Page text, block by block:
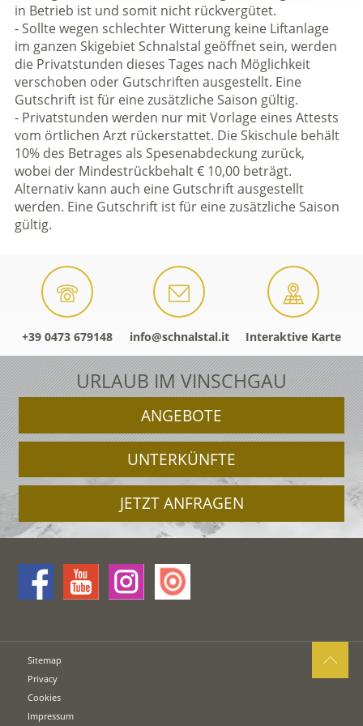
in Betrieb ist und somit nicht rückvergütet.
- Sollte wegen schlechter Witterung keine Liftanlage
im ganzen Skigebiet Schnalstal geöffnet sein, werden
die Privatstunden dieses Tages nach Möglichkeit
verschoben oder Gutschriften ausgestellt. Eine
Gutschrift ist für eine zusätzliche Saison gültig.
- Privatstunden werden nur mit Vorlage eines Attests
vom örtlichen Arzt rückerstattet. Die Skischule behält
10% des Betrages als Spesenabdeckung zurück,
wobei der Mindestrückbehalt € 10,00 beträgt.
Alternativ kann auch eine Gutschrift ausgestellt
werden. Eine Gutschrift ist für eine zusätzliche Saison
gültig.
+39 0473 679148 info@schnalstal.it Interaktive Karte
URLAUB IM VINSCHGAU
ANGEBOTE
UNTERKÜNFTE
JETZT ANFRAGEN
Sitemap
Privacy
Cookies
Impressum